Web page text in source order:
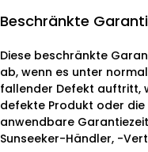
Beschränkte
Diese beschränkte
ab, wenn es unter
fallender Defekt auftritt,
defekte Produkt oder
anwendbare
Sunseeker-Händler, -